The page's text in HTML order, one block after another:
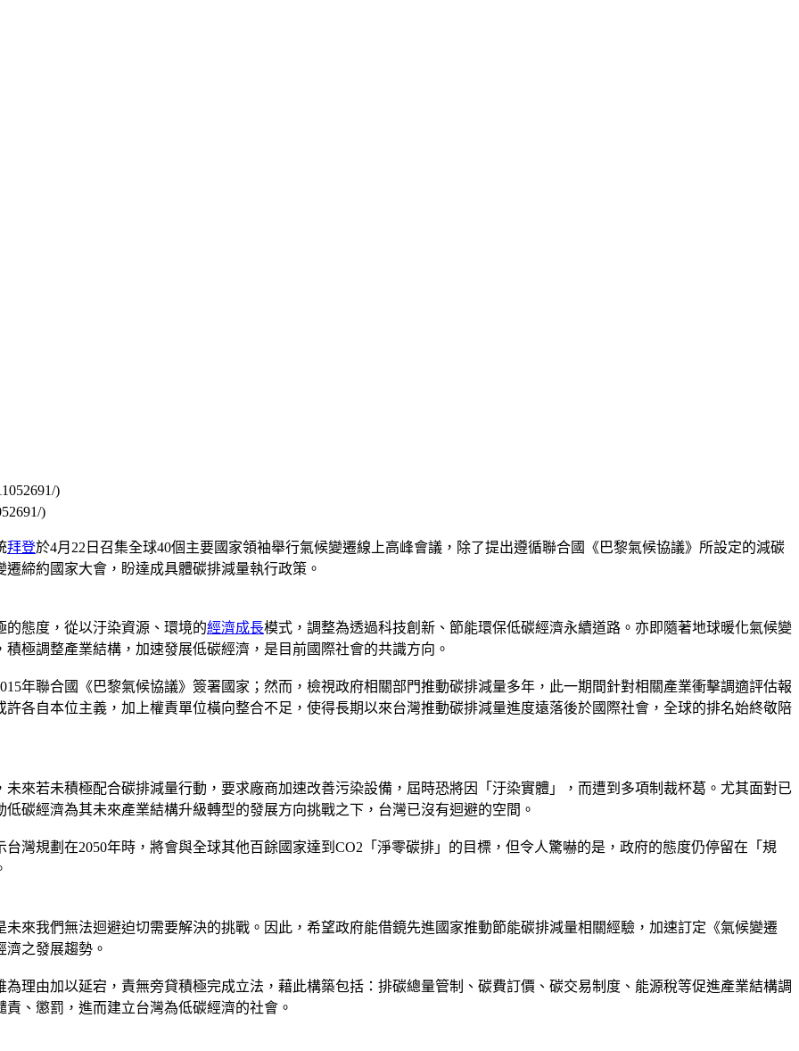
)
拜登於4月22日召集全球40個主要國家領袖舉行氣候變遷線上高峰會議，除了提出遵循聯合國《巴黎氣候協議》所設定的減碳
締約國家大會，盼達成具體碳排減量執行政策。
態度，從以汙染資源、環境的經濟成長模式，調整為透過科技創新、節能環保低碳經濟永續道路。亦即隨著地球暖化氣候變
極調整產業結構，加速發展低碳經濟，是目前國際社會的共識方向。
年聯合國《巴黎氣候協議》簽署國家；然而，檢視政府相關部門推動碳排減量多年，此一期間針對相關產業衝擊調適評估報
各自本位主義，加上權責單位橫向整合不足，使得長期以來台灣推動碳排減量進度遠落後於國際社會，全球的排名始終敬陪
來若未積極配合碳排減量行動，要求廠商加速改善污染設備，屆時恐將因「汙染實體」，而遭到多項制裁杯葛。尤其面對已
碳經濟為其未來產業結構升級轉型的發展方向挑戰之下，台灣已沒有迴避的空間。
灣規劃在2050年時，將會與全球其他百餘國家達到CO2「淨零碳排」的目標，但令人驚嚇的是，政府的態度仍停留在「規
來我們無法迴避迫切需要解決的挑戰。因此，希望政府能借鏡先進國家推動節能碳排減量相關經驗，加速訂定《氣候變遷
之發展趨勢。
理由加以延宕，責無旁貸積極完成立法，藉此構築包括：排碳總量管制、碳費訂價、碳交易制度、能源稅等促進產業結構調
、懲罰，進而建立台灣為低碳經濟的社會。